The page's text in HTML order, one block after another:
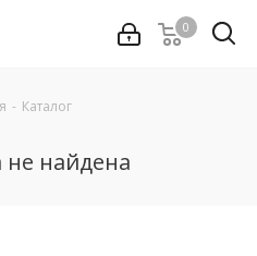
0
- Каталог
найдена